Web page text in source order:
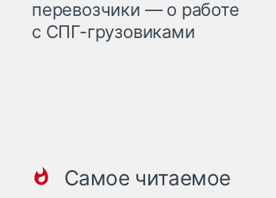
перевозчики — о работе
с СПГ-грузовиками
Самое читаемое